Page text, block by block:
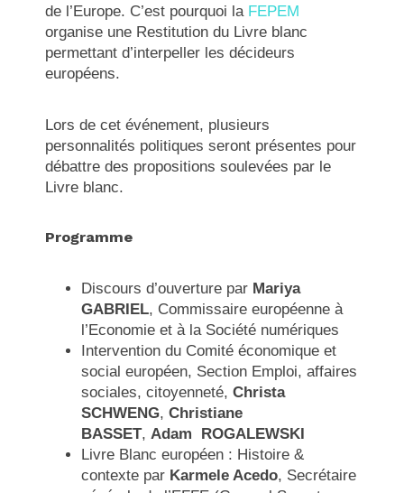
de l’Europe. C’est pourquoi la FEPEM
organise une Restitution du Livre blanc
permettant d’interpeller les décideurs
européens.
Lors de cet événement, plusieurs
personnalités politiques seront présentes pour
débattre des propositions soulevées par le
Livre blanc.
Programme
Discours d’ouverture par Mariya
GABRIEL, Commissaire européenne à
l’Economie et à la Société numériques
Intervention du Comité économique et
social européen, Section Emploi, affaires
sociales, citoyenneté,Christa
SCHWENG,Christiane
BASSET, Adam ROGALEWSKI
Livre Blanc européen : Histoire &
contexte par Karmele Acedo, Secrétaire